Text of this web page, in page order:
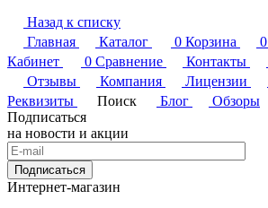
Назад к списку
Главная
Каталог 0 Корзина 0
Кабинет
0 Сравнение Контакты
Отзывы
Компания Лицензии
Реквизиты
Поиск Блог
Обзоры
Подписаться
на новости и акции
Подписаться
Интернет-магазин